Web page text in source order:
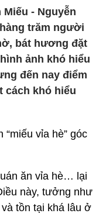
- Nguyễn
trăm người
bát hương đặt
ảnh khó hiểu
đến nay điểm
cách khó hiểu
vỉa hè” góc
ăn vỉa hè… lại
này, tưởng như
tồn tại khá lâu ở